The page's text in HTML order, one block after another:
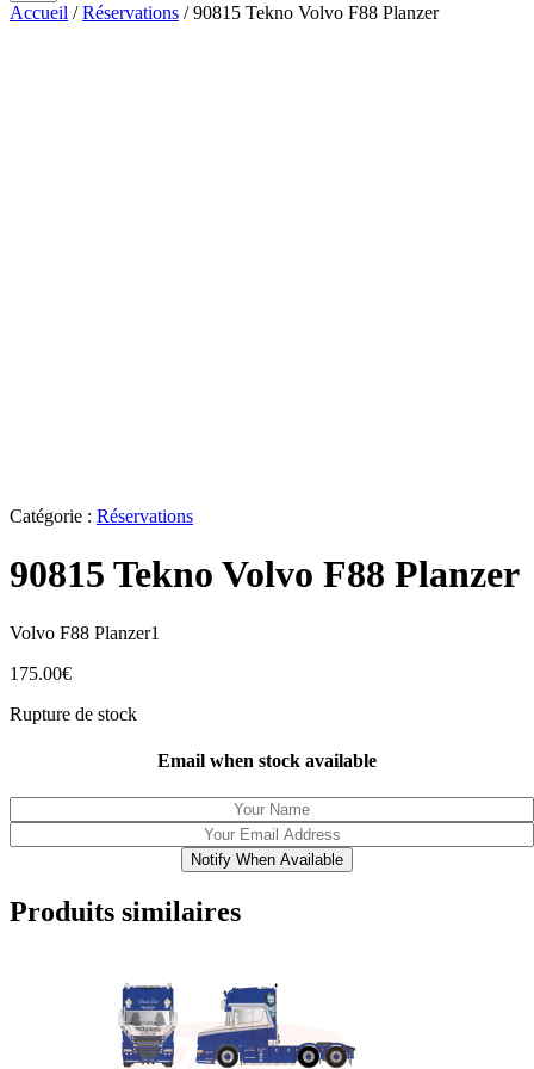
Accueil /Réservations / 90815 Tekno Volvo F88 Planzer
Catégorie : Réservations
90815 Tekno Volvo F88 Planzer
Volvo F88 Planzer1
175.00€
Rupture de stock
Email when stock available
Notify When Available
Produits similaires